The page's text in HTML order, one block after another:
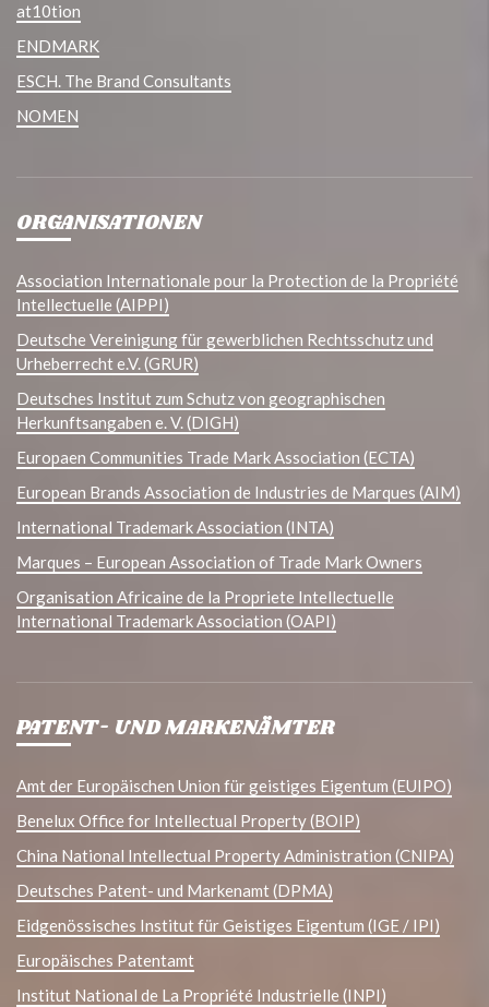
at10tion
ENDMARK
ESCH. The Brand Consultants
NOMEN
ORGANISATIONEN
Association Internationale pour la Protection de la Propriété
Intellectuelle (AIPPI)
Deutsche Vereinigung für gewerblichen Rechtsschutz und
Urheberrecht e.V. (GRUR)
Deutsches Institut zum Schutz von geographischen
Herkunftsangaben e. V. (DIGH)
Europaen Communities Trade Mark Association (ECTA)
European Brands Association de Industries de Marques (AIM)
International Trademark Association (INTA)
Marques – European Association of Trade Mark Owners
Organisation Africaine de la Propriete Intellectuelle
International Trademark Association (OAPI)
PATENT- UND MARKENÄMTER
Amt der Europäischen Union für geistiges Eigentum (EUIPO)
Benelux Office for Intellectual Property (BOIP)
China National Intellectual Property Administration (CNIPA)
Deutsches Patent- und Markenamt (DPMA)
Eidgenössisches Institut für Geistiges Eigentum (IGE / IPI)
Europäisches Patentamt
Institut National de La Propriété Industrielle (INPI)